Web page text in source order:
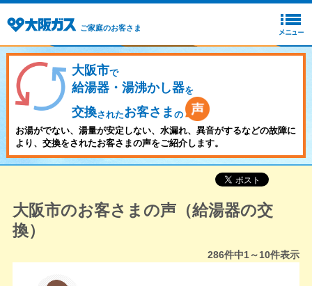
ご家庭のお客さま
大阪市で
給湯器・湯沸かし器を
交換されたお客さま の
お湯がでない、湯量が安定しない、水漏れ、異音がするなどの故障に
より、交換をされたお客さまの声をご紹介します。
大阪市のお客さまの声（給湯器の交
換）
286件中1～10件表示